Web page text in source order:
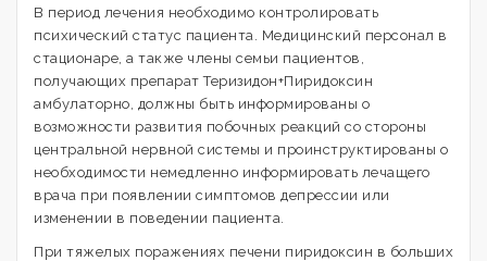
В период лечения необходимо контролировать
психический статус пациента. Медицинский персонал в
стационаре, а также члены семьи пациентов,
получающих препарат Теризидон+Пиридоксин
амбулаторно, должны быть информированы о
возможности развития побочных реакций со стороны
центральной нервной системы и проинструктированы о
необходимости немедленно информировать лечащего
врача при появлении симптомов депрессии или
изменении в поведении пациента.
При тяжелых поражениях печени пиридоксин в больших